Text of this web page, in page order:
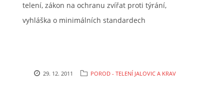
telení, zákon na ochranu zvířat proti týrání,
vyhláška o minimálních standardech
29. 12. 2011 POROD - TELENÍ JALOVIC A KRAV